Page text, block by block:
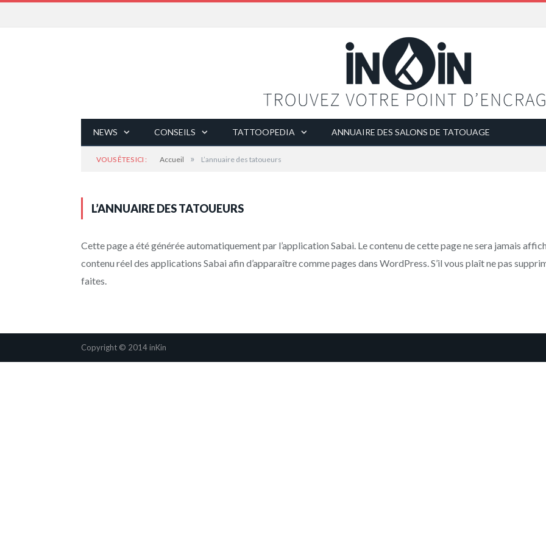
NEWS CONSEILS TATTOOPEDIA ANNUAIRE DES SALONS DE TATOUAGE
VOUS ÊTES ICI : Accueil » L’annuaire des tatoueurs
L’ANNUAIRE DES TATOUEURS
Cette page a été générée automatiquement par l’application Sabai. Le contenu de cette page ne sera jamais
contenu réel des applications Sabai afin d’apparaître comme pages dans WordPress. S’il vous plaît ne pas
faites.
Copyright © 2014 inKin